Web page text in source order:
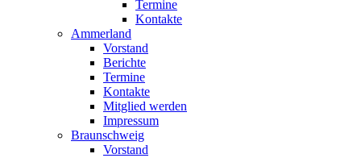
Termine
Kontakte
Ammerland
Vorstand
Berichte
Termine
Kontakte
Mitglied werden
Impressum
Braunschweig
Vorstand